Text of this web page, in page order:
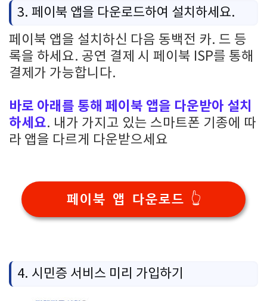
3. 페이북 앱을 다운로드하여 설치하세요.
페이북 앱을 설치하신 다음 동백전 카. 드 등
록을 하세요. 공연 결제 시 페이북 ISP를 통해
결제가 가능합니다.
바로 아래를 통해 페이북 앱을 다운받아 설치
하세요. 내가 가지고 있는 스마트폰 기종에 따
라 앱을 다르게 다운받으세요
페이북 앱 다운로드 👆
4. 시민증 서비스 미리 가입하기